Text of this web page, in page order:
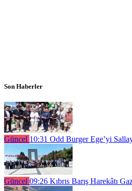
Son Haberler
Güncel 10:31 Odd Burger Ege’yi
Güncel 09:26 Kıbrıs Barış Harekâtı